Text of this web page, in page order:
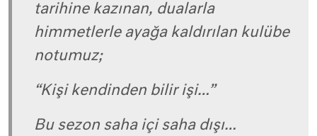
tarihine kazınan, dualarla
himmetlerle ayağa kaldırılan kulübe
notumuz;
“Kişi kendinden bilir işi…”
Bu sezon saha içi saha dışı…